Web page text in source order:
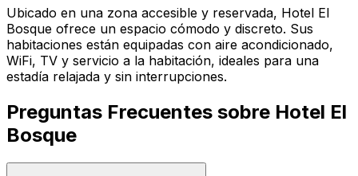
Ubicado en una zona accesible y reservada, Hotel El
Bosque ofrece un espacio cómodo y discreto. Sus
habitaciones están equipadas con aire acondicionado,
WiFi, TV y servicio a la habitación, ideales para una
estadía relajada y sin interrupciones.
Preguntas Frecuentes sobre Hotel El
Bosque